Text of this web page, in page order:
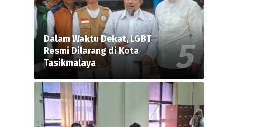
Dalam Waktu Dekat, LGBT
Resmi Dilarang di Kota
Tasikmalaya